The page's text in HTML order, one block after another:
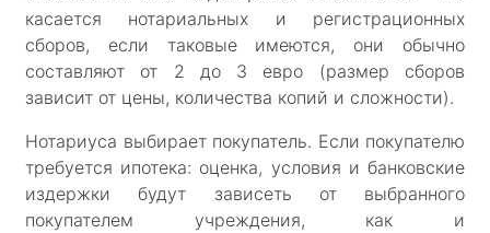
касается нотариальных и регистрационных
сборов, если таковые имеются, они обычно
составляют от 2 до 3 евро (размер сборов
зависит от цены, количества копий и сложности).
Нотариуса выбирает покупатель. Если покупателю
требуется ипотека: оценка, условия и банковские
издержки будут зависеть от выбранного
покупателем учреждения, как и